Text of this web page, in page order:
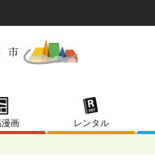
画 レンタル